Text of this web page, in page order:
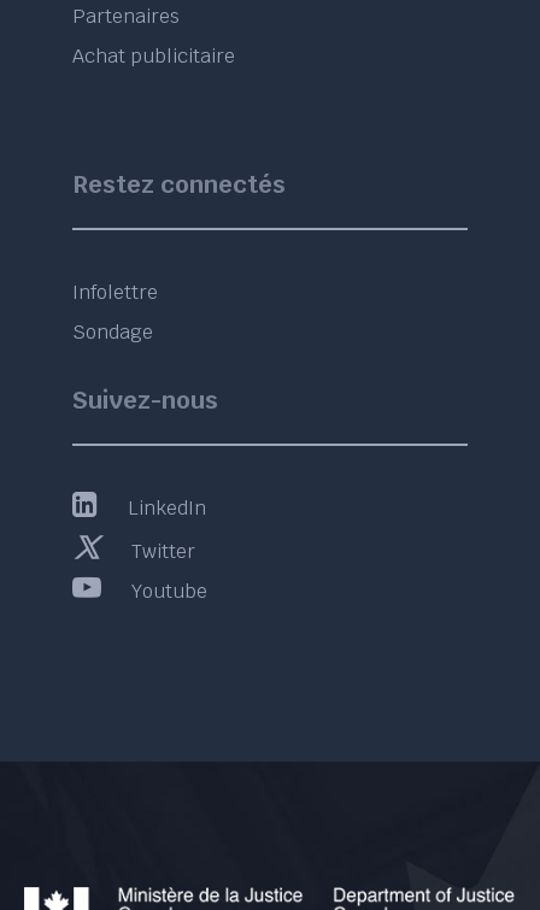
Partenaires
Achat publicitaire
Restez connectés
Infolettre
Sondage
Suivez-nous
LinkedIn
Twitter
Youtube